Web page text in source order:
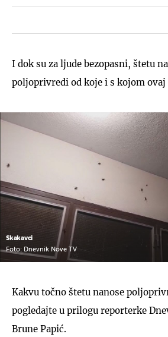
I dok su za ljude bezopasni, štetu
poljoprivredi od koje i s kojom
Skakavci
Foto: Dnevnik Nove TV
Kakvu točno štetu nanose
pogledajte u prilogu reporterke
Brune Papić.